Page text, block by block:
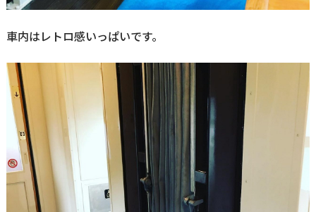
車内はレトロ感いっぱいです。